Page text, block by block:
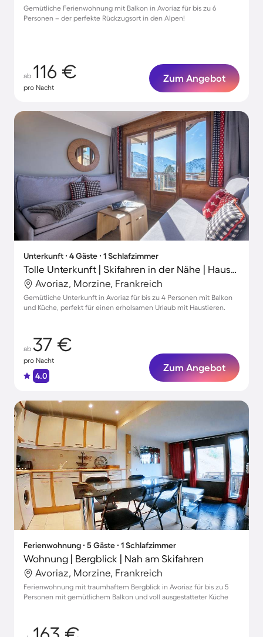
Gemütliche Ferienwohnung mit Balkon in Avoriaz für bis zu 6
Personen – der perfekte Rückzugsort in den Alpen!
ab 116 €
pro Nacht
Zum Angebot
Unterkunft ∙ 4 Gäste ∙ 1 Schlafzimmer
Tolle Unterkunft | Skifahren in der Nähe | Haustierfreundlich
Avoriaz, Morzine, Frankreich
Gemütliche Unterkunft in Avoriaz für bis zu 4 Personen mit Balkon
und Küche, perfekt für einen erholsamen Urlaub mit Haustieren.
ab 37 €
pro Nacht
4.0
Zum Angebot
Ferienwohnung ∙ 5 Gäste ∙ 1 Schlafzimmer
Wohnung | Bergblick | Nah am Skifahren
Avoriaz, Morzine, Frankreich
Ferienwohnung mit traumhaftem Bergblick in Avoriaz für bis zu 5
Personen mit gemütlichem Balkon und voll ausgestatteter Küche